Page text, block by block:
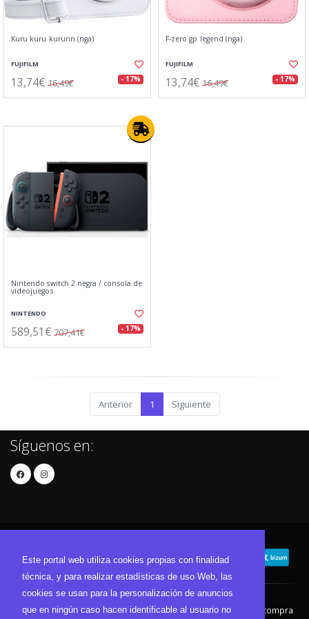
Este portal web utiliza cookies propias con finalidad
técnica, y para realizar estadísticas de uso Web, las
cookies se usan para la personalización de anuncios
que en ningún caso hacen identificable al usuario no
Kuru kuru kururin (nga)
FUJIFILM
13,74€ 16,49€ - 17%
F-zero gp legend (nga)
FUJIFILM
13,74€ 16,49€ - 17%
Nintendo switch 2 negra / consola de
videojuegos
NINTENDO
589,51€ 707,41€ - 17%
Anterior 1 Siguiente
Síguenos en:
Contacto Aviso Legal Condiciones de compra